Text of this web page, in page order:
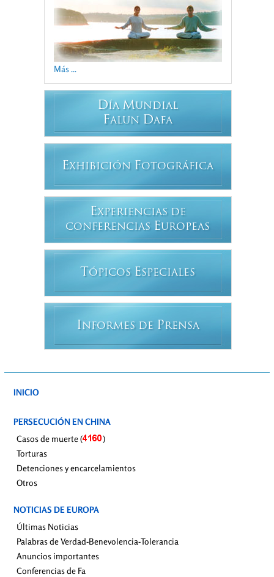
Más ...
DÍA MUNDIAL
FALUN DAFA
EXHIBICIÓN FOTOGRÁFICA
EXPERIENCIAS DE
CONFERENCIAS EUROPEAS
T ÓPICOS ESPECIALES
INFORMES DE PRENSA
INICIO
PERSECUCIÓN EN CHINA
Casos de muerte (
)
Torturas
Detenciones y encarcelamientos
Otros
NOTICIAS DE EUROPA
Últimas Noticias
Palabras de Verdad-Benevolencia-Tolerancia
Anuncios importantes
Conferencias de Fa